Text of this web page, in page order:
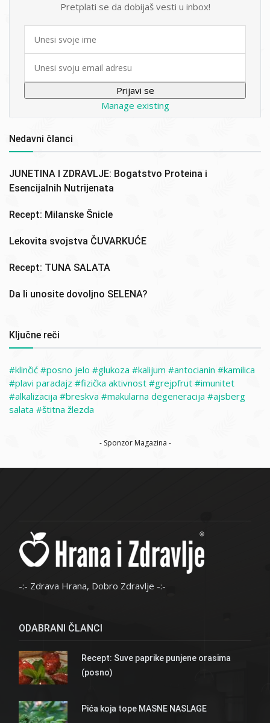
Pretplati se da dobijaš vesti u inbox!
First
Manage existing
Nedavni članci
JUNETINA I ZDRAVLJE: Bogatstvo Proteina i
Esencijalnih Nutrijenata
Recept: Milanske Šnicle
Lekovita svojstva ČUVARKUĆE
Recept: TUNA SALATA
Da li unosite dovoljno SELENA?
Ključne reči
klinčić posno jelo glukoza kalijum antocianin
kamilica
plavi paradajz
fizička aktivnost grejpfrut
imunitet
alkalizacija
breskva makularna degeneracija
ajsberg
salata
štitna žlezda
- Sponzor Magazina -
-:- Zdrava Hrana, Dobro Zdravlje -:-
ODABRANI ČLANCI
Recept: Suve paprike punjene orasima
(posno)
Pića koja tope MASNE NASLAGE